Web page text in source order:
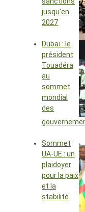
jusqu’en
2027
Dubaï : le
président
Touadéra
au
sommet
mondial
des
Sommet
UA-UE : un
plaidoyer
pour la paix
et la
stabilité